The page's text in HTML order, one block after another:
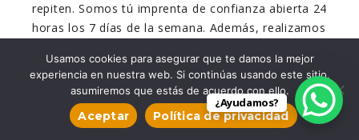
repiten. Somos tú imprenta de confianza abierta 24
horas los 7 días de la semana. Además, realizamos
máxima calidad del mercado y la mayor rapidez en
la elaboración y entrega de tus productos sin
alterar la calidad del producto final. Nos
comprometemos con los plazos de entrega.
¿Ayudamos?
Usamos cookies para asegurar que te damos la mejor
experiencia en nuestra web. Si continúas usando este sitio,
asumiremos que estás de acuerdo con ello.
Aceptar Política de privacidad